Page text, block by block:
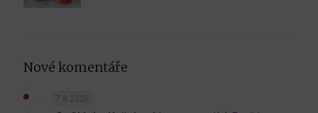
Nové komentáře